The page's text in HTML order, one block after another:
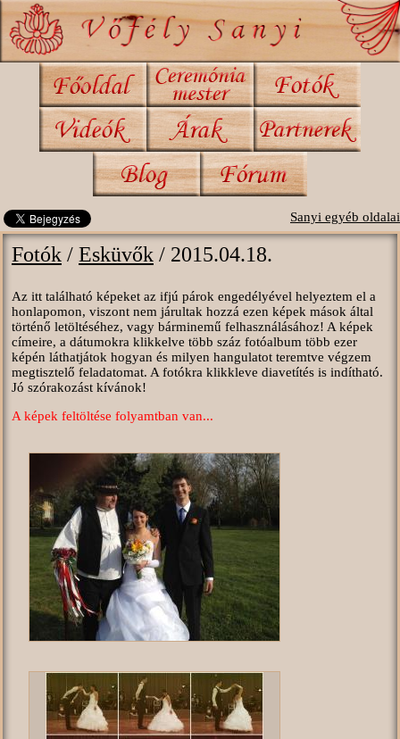
Sanyi egyéb oldalai
Fotók / Esküvők / 2015.04.18.
Az itt található képeket az ifjú párok engedélyével helyeztem el a
honlapomon, viszont nem járultak hozzá ezen képek mások által
történő letöltéséhez, vagy bárminemű felhasználásához! A képek
címeire, a dátumokra klikkelve több száz fotóalbum több ezer
képén láthatjátok hogyan és milyen hangulatot teremtve végzem
megtisztelő feladatomat. A fotókra klikkleve diavetítés is indítható.
Jó szórakozást kívánok!
A képek feltöltése folyamtban van...